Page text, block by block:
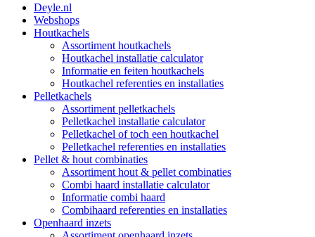
Deyle.nl
Webshops
Houtkachels
Assortiment houtkachels
Houtkachel installatie calculator
Informatie en feiten houtkachels
Houtkachel referenties en installaties
Pelletkachels
Assortiment pelletkachels
Pelletkachel installatie calculator
Pelletkachel of toch een houtkachel
Pelletkachel referenties en installaties
Pellet & hout combinaties
Assortiment hout & pellet combinaties
Combi haard installatie calculator
Informatie combi haard
Combihaard referenties en installaties
Openhaard inzets